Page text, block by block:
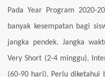
Pada Year Program 2020-
banyak kesempatan bagi
jangka pendek. Jangka
Very Short (2-4 minggu),
(60-90 hari). Perlu diketahui